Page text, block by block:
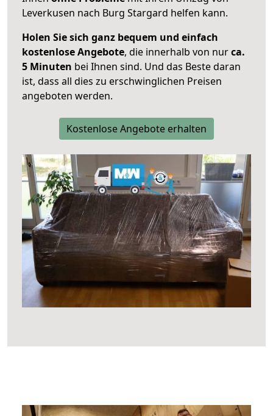
Leverkusen nach Burg Stargard helfen kann.
Holen Sie sich ganz bequem und einfach
kostenlose Angebote, die innerhalb von nurca.
5 Minuten bei Ihnen sind. Und das Beste daran
ist, dass all dies zu erschwinglichen Preisen
angeboten werden.
Kostenlose Angebote erhalten